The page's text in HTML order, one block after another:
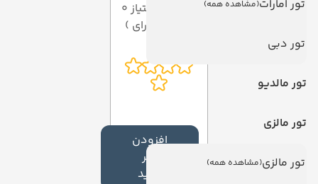
تور امارات(مشاهده همه)
تور دبی
تور مالدیو
تور مالزی
تور مالزی(مشاهده همه)
میانگین امتیاز 0
افزودن
نظر
جدید